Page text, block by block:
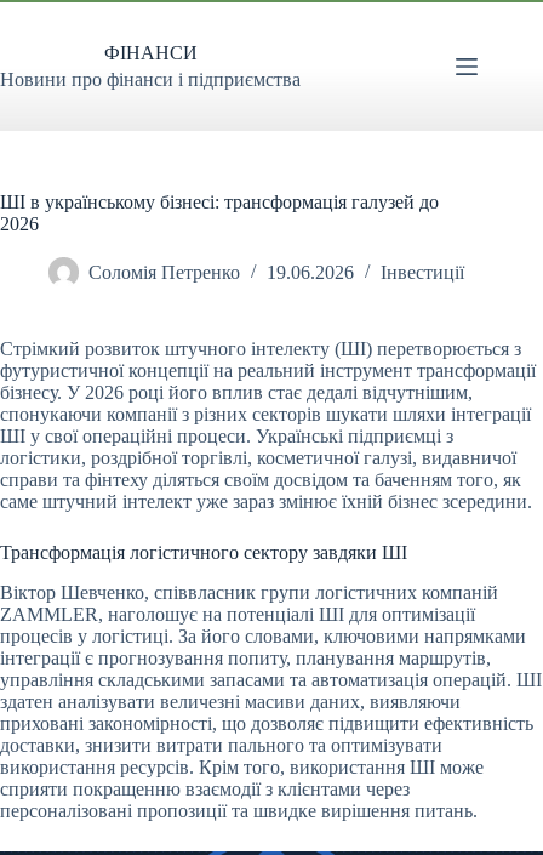
Перейти
ФІНАНСИ
Новини про фінанси і підприємства
ШІ в українському бізнесі: трансформація галузей до
2026
Соломія Петренко 19.06.2026 Інвестиції
Стрімкий розвиток штучного інтелекту (ШІ) перетворюється з
футуристичної концепції на реальний інструмент трансформації
бізнесу. У 2026 році його вплив стає дедалі відчутнішим,
спонукаючи компанії з різних секторів шукати шляхи інтеграції
ШІ у свої операційні процеси. Українські підприємці з
логістики, роздрібної торгівлі, косметичної галузі, видавничої
справи та фінтеху діляться своїм досвідом та баченням того, як
саме штучний інтелект уже зараз змінює їхній бізнес зсередини.
Трансформація логістичного сектору завдяки ШІ
Віктор Шевченко, співвласник групи логістичних компаній
ZAMMLER, наголошує на потенціалі ШІ для оптимізації
процесів у логістиці. За його словами, ключовими напрямками
інтеграції є прогнозування попиту, планування маршрутів,
управління складськими запасами та автоматизація операцій. ШІ
здатен аналізувати величезні масиви даних, виявляючи
приховані закономірності, що дозволяє підвищити ефективність
доставки, знизити витрати пального та оптимізувати
використання ресурсів. Крім того, використання ШІ може
сприяти покращенню взаємодії з клієнтами через
персоналізовані пропозиції та швидке вирішення питань.